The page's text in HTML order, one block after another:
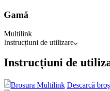
Gamă
Multilink
Instrucțiuni de utilizare
Instrucțiuni de
Brosura Multilink Descarcă